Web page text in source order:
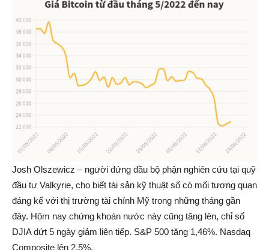
Josh Olszewicz – người đứng đầu bộ phận nghiên cứu tại quỹ
đầu tư Valkyrie, cho biết tài sản kỹ thuật số có mối tương quan
đáng kể với thị trường tài chính Mỹ trong những tháng gần
đây. Hôm nay chứng khoán nước này cũng tăng lên, chỉ số
DJIA dứt 5 ngày giảm liên tiếp. S&P 500 tăng 1,46%. Nasdaq
Composite lên 2,5%.